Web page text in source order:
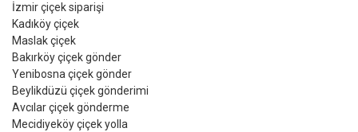
İzmir çiçek siparişi
Kadıköy çiçek
Maslak çiçek
Bakırköy çiçek gönder
Yenibosna çiçek gönder
Beylikdüzü çiçek gönderimi
Avcılar çiçek gönderme
Mecidiyeköy çiçek yolla